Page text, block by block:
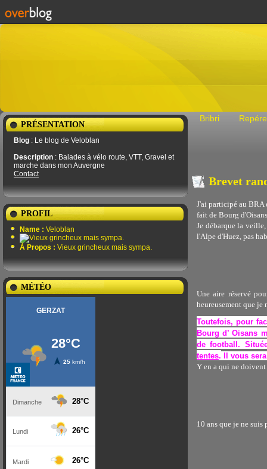
PRÉSENTATION
Blog : Le blog de Veloblan
Description : Balades à vélo route, VTT, Gravel et
marche dans mon Auvergne
Contact
PROFIL
Name : Veloblan
À Propos : Vieux grincheux mais sympa.
MÉTÉO
Bribri
Brevet
J'ai participé au BRA
fait de Bourg
Je débarque la
l'Alpe d'Huez, pas
Une aire réservé
heureusement que je
Toutefois, pour
Bourg d’ Oisans
de football.
tentes.
Il vous
Y en a qui ne doivent
10 ans que je ne suis